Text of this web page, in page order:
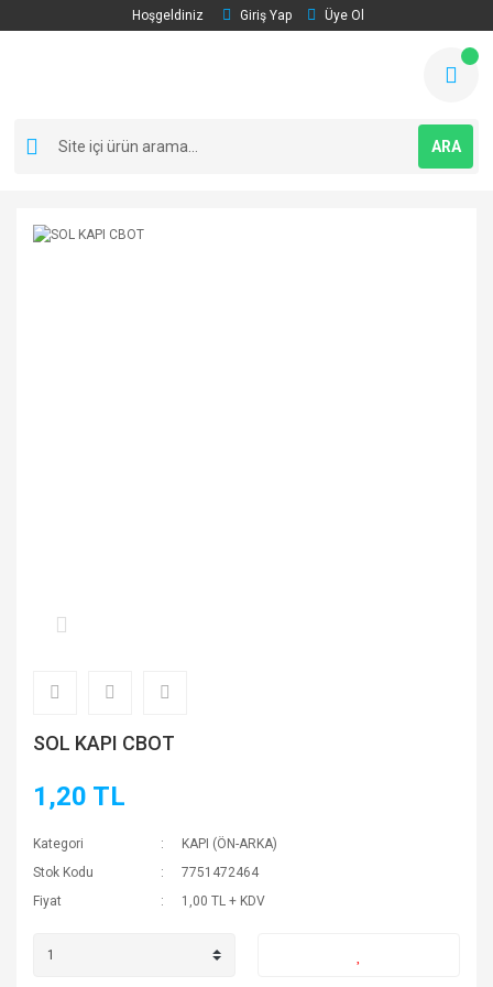
Hoşgeldiniz Giriş Yap Üye Ol
ARA
SOL KAPI CBOT
1,20 TL
Kategori
KAPI (ÖN-ARKA)
Stok Kodu
7751472464
Fiyat
1,00 TL + KDV